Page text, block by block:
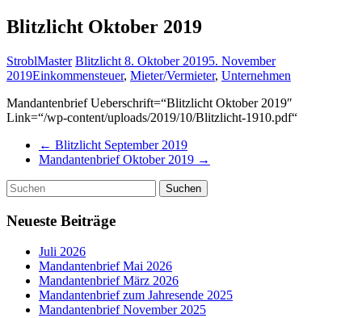
Blitzlicht Oktober 2019
StroblMaster Blitzlicht 8. Oktober 20195. November
2019Einkommensteuer, Mieter/Vermieter, Unternehmen
Mandantenbrief Ueberschrift=“Blitzlicht Oktober 2019″
Link=“/wp-content/uploads/2019/10/Blitzlicht-1910.pdf“
← Blitzlicht September 2019
Mandantenbrief Oktober 2019 →
Neueste Beiträge
Juli 2026
Mandantenbrief Mai 2026
Mandantenbrief März 2026
Mandantenbrief zum Jahresende 2025
Mandantenbrief November 2025